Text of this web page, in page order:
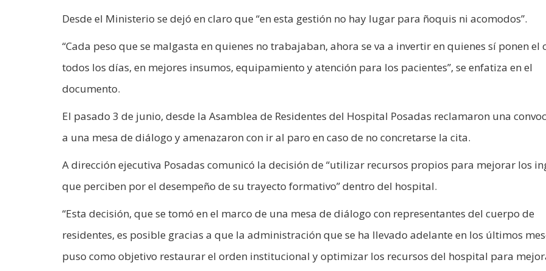
Desde el Ministerio se dejó en claro que “en esta gestión no hay lugar para ñoquis ni acomodos”.
“Cada peso que se malgasta en quienes no trabajaban, ahora se va a invertir en quienes sí ponen el
todos los días, en mejores insumos, equipamiento y atención para los pacientes”, se enfatiza en el
documento.
El pasado 3 de junio, desde la Asamblea de Residentes del Hospital Posadas reclamaron una
a una mesa de diálogo y amenazaron con ir al paro en caso de no concretarse la cita.
A dirección ejecutiva Posadas comunicó la decisión de “utilizar recursos propios para mejorar los
que perciben por el desempeño de su trayecto formativo” dentro del hospital.
“Esta decisión, que se tomó en el marco de una mesa de diálogo con representantes del cuerpo de
residentes, es posible gracias a que la administración que se ha llevado adelante en los últimos
puso como objetivo restaurar el orden institucional y optimizar los recursos del hospital para